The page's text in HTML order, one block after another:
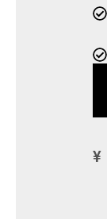
¥